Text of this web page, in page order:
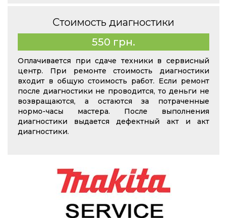
Стоимость диагностики
550 грн.
Оплачивается при сдаче техники в сервисный
центр. При ремонте стоимость диагностики
входит в общую стоимость работ. Если ремонт
после диагностики не проводится, то деньги не
возвращаются, а остаются за потраченные
нормо-часы мастера. После выполнения
диагностики выдается дефектный акт и акт
диагностики.